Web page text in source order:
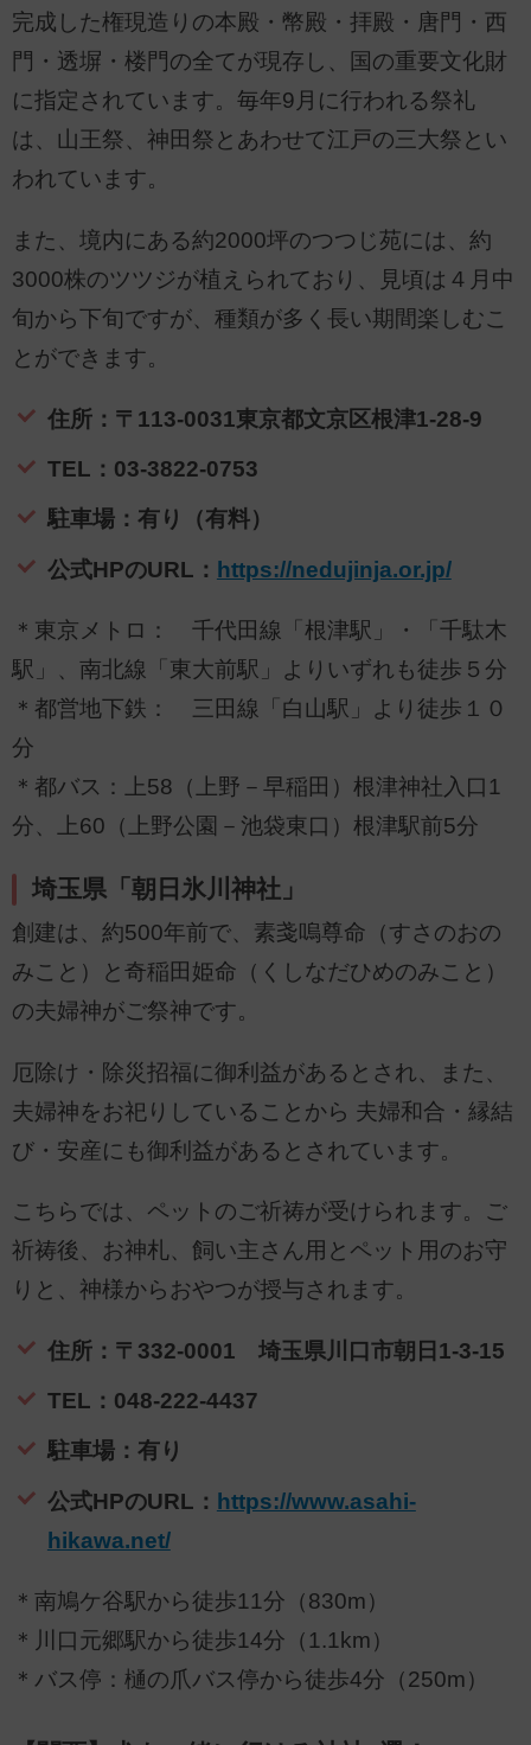
完成した権現造りの本殿・幣殿・拝殿・唐門・西
門・透塀・楼門の全てが現存し、国の重要文化財
に指定されています。毎年9月に行われる祭礼
は、山王祭、神田祭とあわせて江戸の三大祭とい
われています。
また、境内にある約2000坪のつつじ苑には、約
3000株のツツジが植えられており、見頃は４月中
旬から下旬ですが、種類が多く長い期間楽しむこ
とができます。
住所：〒113-0031東京都文京区根津1-28-9
TEL：03-3822-0753
駐車場：有り（有料）
公式HPのURL： https://nedujinja.or.jp/
＊東京メトロ： 千代田線「根津駅」・「千駄木
駅」、南北線「東大前駅」よりいずれも徒歩５分
＊都営地下鉄： 三田線「白山駅」より徒歩１０
分
＊都バス：上58（上野－早稲田）根津神社入口1
分、上60（上野公園－池袋東口）根津駅前5分
埼玉県「朝日氷川神社」
創建は、約500年前で、素戔嗚尊命（すさのおの
みこと）と奇稲田姫命（くしなだひめのみこと）
の夫婦神がご祭神です。
厄除け・除災招福に御利益があるとされ、また、
夫婦神をお祀りしていることから 夫婦和合・縁結
び・安産にも御利益があるとされています。
こちらでは、ペットのご祈祷が受けられます。ご
祈祷後、お神札、飼い主さん用とペット用のお守
りと、神様からおやつが授与されます。
住所：〒332-0001 埼玉県川口市朝日1-3-15
TEL：048-222-4437
駐車場：有り
公式HPのURL： https://www.asahi-
hikawa.net/
＊南鳩ケ谷駅から徒歩11分（830m）
＊川口元郷駅から徒歩14分（1.1km）
＊バス停：樋の爪バス停から徒歩4分（250m）